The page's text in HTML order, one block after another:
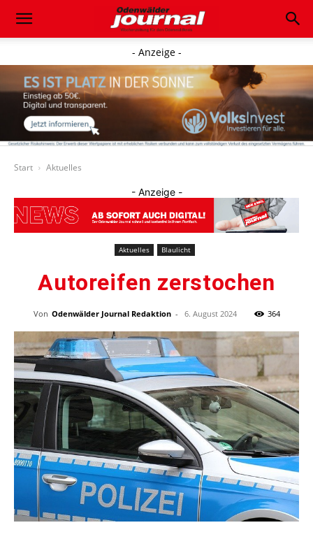
- Anzeige -
Start Aktuelles
- Anzeige -
Aktuelles Blaulicht
Autoreifen zerstochen
Von Odenwälder Journal Redaktion - 6. August 2024 364